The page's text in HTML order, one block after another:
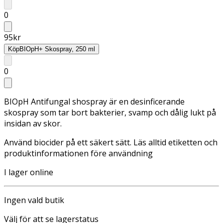
0
95kr
KöpBIOpH+ Skospray, 250 ml
0
BIOpH Antifungal shospray är en desinficerande
skospray som tar bort bakterier, svamp och dålig lukt på
insidan av skor.
Använd biocider på ett säkert sätt. Läs alltid etiketten och
produktinformationen före användning
I lager online
Ingen vald butik
Välj för att se lagerstatus